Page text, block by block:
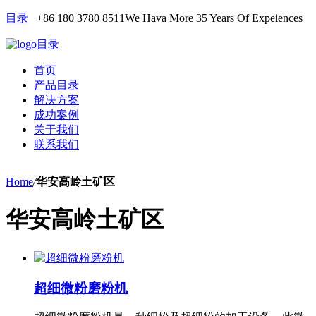
目录 +86 180 3780 8511We Hava More 35 Years Of Expeiences
目录
首页
产品目录
解决方案
成功案例
关于我们
联系我们
Home/华安高岭土矿区
华安高岭土矿区
超细微粉磨粉机